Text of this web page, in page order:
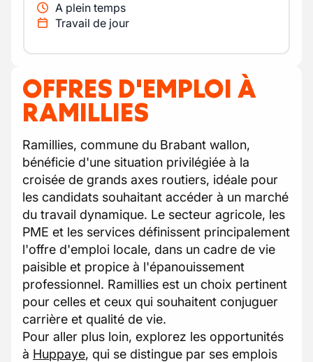
A plein temps
Travail de jour
OFFRES D'EMPLOI À
RAMILLIES
Ramillies, commune du Brabant wallon,
bénéficie d'une situation privilégiée à la
croisée de grands axes routiers, idéale pour
les candidats souhaitant accéder à un marché
du travail dynamique. Le secteur agricole, les
PME et les services définissent principalement
l'offre d'emploi locale, dans un cadre de vie
paisible et propice à l'épanouissement
professionnel. Ramillies est un choix pertinent
pour celles et ceux qui souhaitent conjuguer
carrière et qualité de vie.
Pour aller plus loin, explorez les opportunités
à Huppaye, qui se distingue par ses emplois